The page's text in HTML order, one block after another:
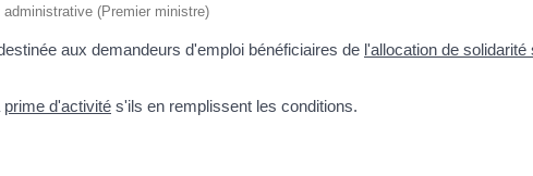
(Premier ministre)
aux demandeurs d'emploi bénéficiaires de l'allocation de
prime d'activité s'ils en remplissent les conditions.